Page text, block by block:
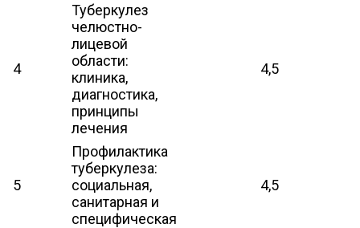
4
Туберкулез
челюстно-
лицевой
области:
клиника,
диагностика,
принципы
лечения
4,5
5
Профилактика
туберкулеза:
социальная,
санитарная и
специфическая
4,5